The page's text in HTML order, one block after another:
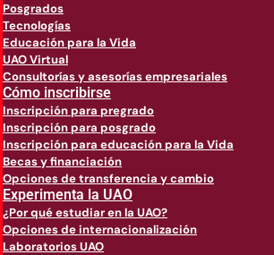
Posgrados
Tecnologías
Educación para la Vida
UAO Virtual
Consultorías y asesorías empresariales
Cómo inscribirse
Inscripción para pregrado
Inscripción para posgrado
Inscripción para educación para la Vida
Becas y financiación
Opciones de transferencia y cambio
Experimenta la UAO
¿Por qué estudiar en la UAO?
Opciones de internacionalización
Laboratorios UAO